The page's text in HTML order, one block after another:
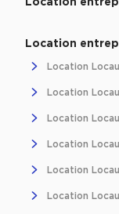
Location
Location
Location
Location
Location
Location
Location
Location